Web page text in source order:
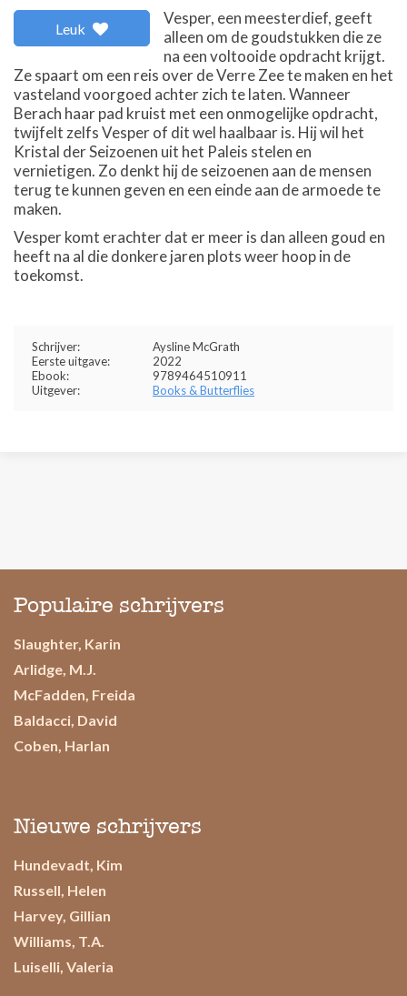
Leuk
Vesper, een meesterdief, geeft
alleen om de goudstukken die ze
na een voltooide opdracht krijgt.
Ze spaart om een reis over de Verre Zee te maken en het
vasteland voorgoed achter zich te laten. Wanneer
Berach haar pad kruist met een onmogelijke opdracht,
twijfelt zelfs Vesper of dit wel haalbaar is. Hij wil het
Kristal der Seizoenen uit het Paleis stelen en
vernietigen. Zo denkt hij de seizoenen aan de mensen
terug te kunnen geven en een einde aan de armoede te
maken.
Vesper komt erachter dat er meer is dan alleen goud en
heeft na al die donkere jaren plots weer hoop in de
toekomst.
Schrijver:
Aysline McGrath
Eerste uitgave:
2022
Ebook:
9789464510911
Uitgever:
Books & Butterflies
Populaire schrijvers
Slaughter, Karin
Arlidge, M.J.
McFadden, Freida
Baldacci, David
Coben, Harlan
Nieuwe schrijvers
Hundevadt, Kim
Russell, Helen
Harvey, Gillian
Williams, T.A.
Luiselli, Valeria